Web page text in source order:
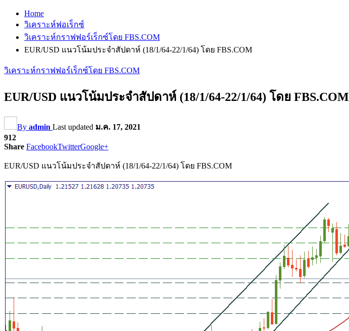
Home
วิเคราะห์ฟอเร็กซ์
วิเคราะห์กราฟฟอร์เร็กซ์โดย FBS.COM
EUR/USD แนวโน้มประจำสัปดาห์ (18/1/64-22/1/64) โดย FBS.COM
วิเคราะห์กราฟฟอร์เร็กซ์โดย FBS.COM
EUR/USD แนวโน้มประจำสัปดาห์ (18/1/64-22/1/64) โดย FBS.COM
By admin Last updated ม.ค. 17, 2021
912
Share FacebookTwitterGoogle+
EUR/USD แนวโน้มประจำสัปดาห์ (18/1/64-22/1/64) โดย FBS.COM